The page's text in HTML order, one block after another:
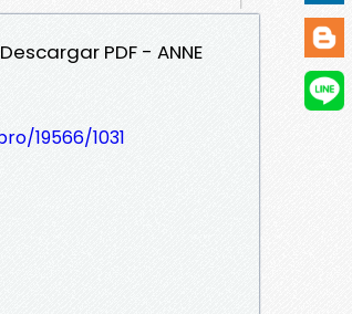
Descargar PDF - ANNE
19566/1031